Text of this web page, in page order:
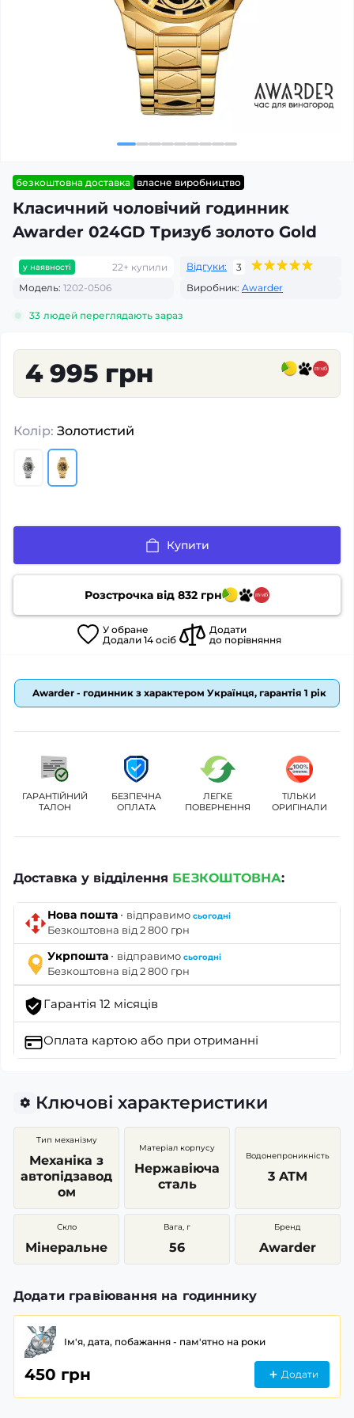
безкоштовна доставка власне виробництво
Класичний чоловічий годинник
Awarder 024GD Тризуб золото Gold
у наявності 22+ купили Відгуки:
3
Модель: 1202-0506 Виробник: Awarder
33 людей переглядають зараз
4 995 грн
Колір: Золотистий
Купити
Розстрочка від 832 грн
У обране
Додали 14 осіб
Додати
до порівняння
Awarder - годинник з характером Українця, гарантія 1 рік
ГАРАНТІЙНИЙ
ТАЛОН
БЕЗПЕЧНА
ОПЛАТА
ЛЕГКЕ
ПОВЕРНЕННЯ
ТІЛЬКИ
ОРИГІНАЛИ
Доставка у відділення БЕЗКОШТОВНА:
Нова пошта · відправимо сьогодні
Безкоштовна від 2 800 грн
Укрпошта · відправимо сьогодні
Безкоштовна від 2 800 грн
Гарантія 12 місяців
Оплата картою або при отриманні
Ключові характеристики
Тип механізму
Механіка з
автопідзавод
ом
Матеріал корпусу
Нержавіюча
сталь
Водонепроникність
3 ATM
Скло
Мінеральне
Вага, г
56
Бренд
Awarder
Додати гравіювання на годиннику
Ім'я, дата, побажання - пам'ятно на роки
450 грн Додати